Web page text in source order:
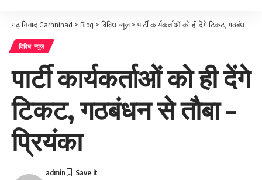
गढ़ निनाद Garhninad > Blog >विविध न्यूज़>पार्टी कार्यकर्ताओं को ही देंगे टिकट, गठबंधन से तौबा – प्रियंका
विविध न्यूज़
पार्टी कार्यकर्ताओं को ही देंगे
टिकट, गठबंधन से तौबा –
प्रियंका
admin